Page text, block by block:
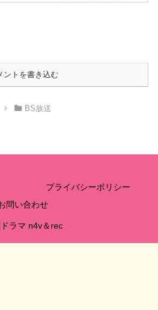
ントを書き込む
BS放送
プライバシーポリシー
問い合わせ
ラマ n4v＆rec